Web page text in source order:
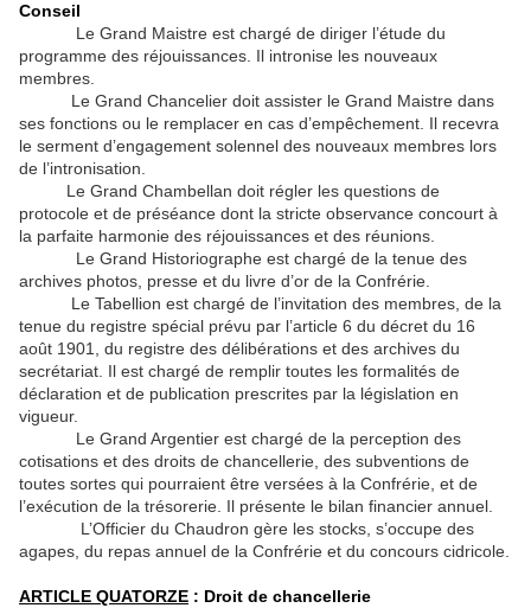
Conseil
Le Grand Maistre est chargé de diriger l’étude du
programme des réjouissances. Il intronise les nouveaux
membres.
Le Grand Chancelier doit assister le Grand Maistre dans
ses fonctions ou le remplacer en cas d’empêchement. Il recevra
le serment d’engagement solennel des nouveaux membres lors
de l’intronisation.
Le Grand Chambellan doit régler les questions de
protocole et de préséance dont la stricte observance concourt à
la parfaite harmonie des réjouissances et des réunions.
Le Grand Historiographe est chargé de la tenue des
archives photos, presse et du livre d’or de la Confrérie.
Le Tabellion est chargé de l’invitation des membres, de la
tenue du registre spécial prévu par l’article 6 du décret du 16
août 1901, du registre des délibérations et des archives du
secrétariat. Il est chargé de remplir toutes les formalités de
déclaration et de publication prescrites par la législation en
vigueur.
Le Grand Argentier est chargé de la perception des
cotisations et des droits de chancellerie, des subventions de
toutes sortes qui pourraient être versées à la Confrérie, et de
l’exécution de la trésorerie. Il présente le bilan financier annuel.
L’Officier du Chaudron gère les stocks, s’occupe des
agapes, du repas annuel de la Confrérie et du concours cidricole.
ARTICLE QUATORZE : Droit de chancellerie